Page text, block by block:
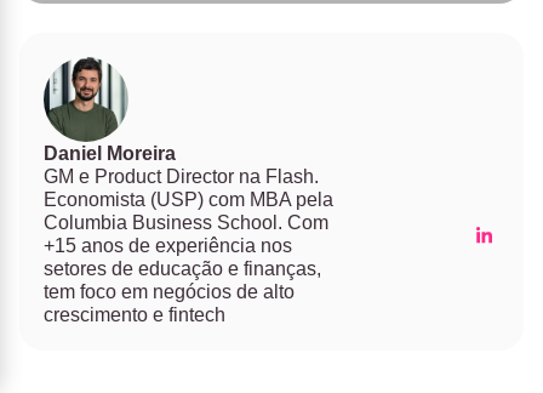
Daniel Moreira
GM e Product Director na Flash.
Economista (USP) com MBA pela
Columbia Business School. Com
+15 anos de experiência nos
setores de educação e finanças,
tem foco em negócios de alto
crescimento e fintech